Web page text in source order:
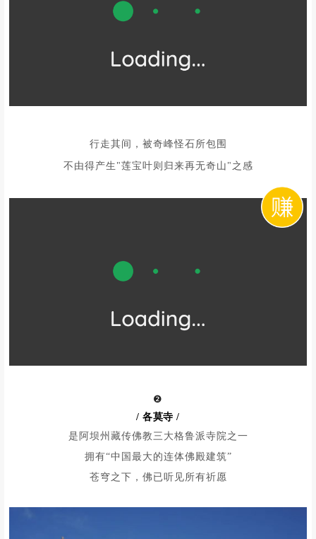
不由得产生"莲宝叶则归来再无奇山"之感